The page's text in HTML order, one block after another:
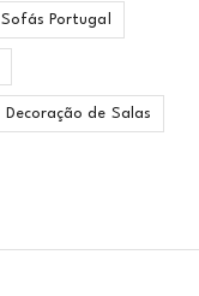
Sofás Portugal
Decoração de Salas